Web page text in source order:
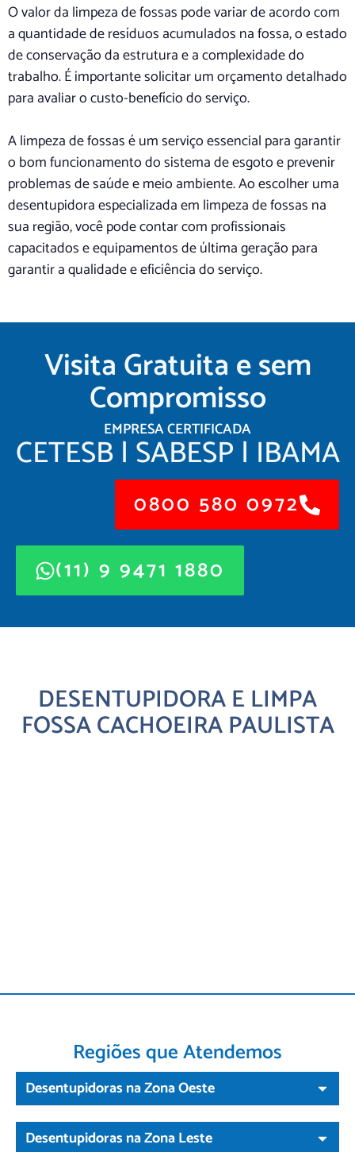
O valor da limpeza de fossas pode variar de acordo com
a quantidade de resíduos acumulados na fossa, o estado
de conservação da estrutura e a complexidade do
trabalho. É importante solicitar um orçamento detalhado
para avaliar o custo-benefício do serviço.
A limpeza de fossas é um serviço essencial para garantir
o bom funcionamento do sistema de esgoto e prevenir
problemas de saúde e meio ambiente. Ao escolher uma
desentupidora especializada em limpeza de fossas na
sua região, você pode contar com profissionais
capacitados e equipamentos de última geração para
garantir a qualidade e eficiência do serviço.
Visita Gratuita e sem
Compromisso
EMPRESA CERTIFICADA
CETESB | SABESP | IBAMA
0800 580 0972
(11) 9 9471 1880
DESENTUPIDORA E LIMPA
FOSSA CACHOEIRA PAULISTA
Regiões que Atendemos
Desentupidoras na Zona Oeste
Desentupidoras na Zona Leste